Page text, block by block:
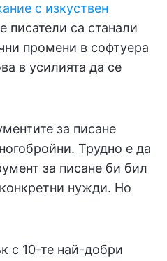
с изкуствен
писатели са станали
промени в софтуера
в усилията да се
за писане
Трудно е да
за писане би бил
нужди. Но
с 10-те най-добри